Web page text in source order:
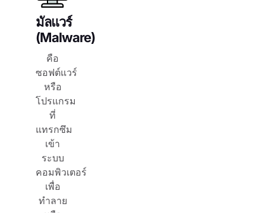
มัลแวร์
(Malware)
คือ
ซอฟต์แวร์
หรือ
โปรแกรม
ที่
แทรกซึม
เข้า
ระบบ
คอมพิวเตอร์
เพื่อ
ทำลาย